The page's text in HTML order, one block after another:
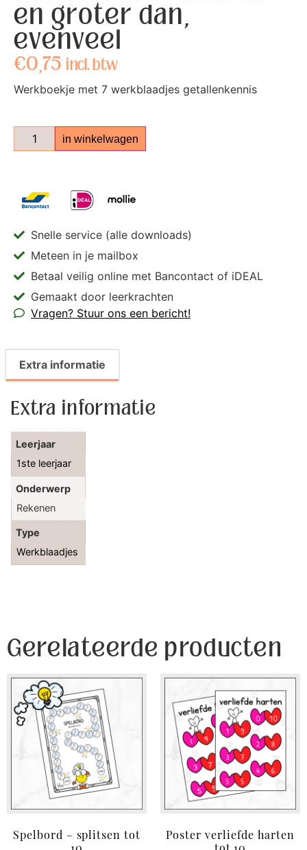
en groter dan,
evenveel
€0,75 incl. btw
Werkboekje met 7 werkblaadjes getallenkennis
in winkelwagen
Snelle service (alle downloads)
Meteen in je mailbox
Betaal veilig online met Bancontact of iDEAL
Gemaakt door leerkrachten
Vragen? Stuur ons een bericht!
Extra informatie
Extra informatie
Leerjaar
1ste leerjaar
Onderwerp
Rekenen
Type
Werkblaadjes
Gerelateerde producten
Spelbord – splitsen tot
Poster verliefde harten